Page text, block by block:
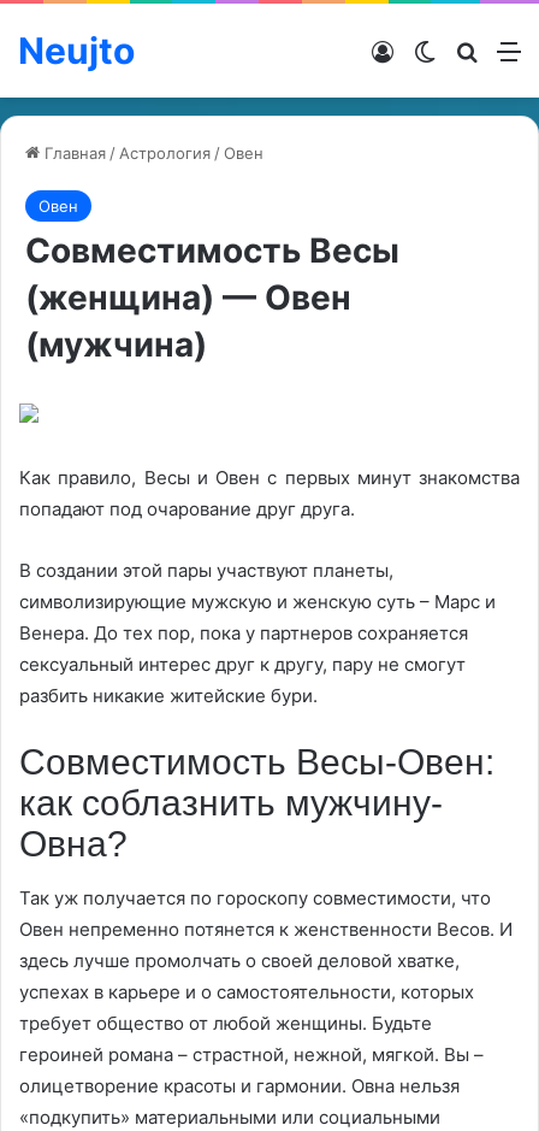
Neujto Switch skin
Войти
Главная / Астрология /Овен
Овен
Совместимость Весы
(женщина) — Овен
(мужчина)
Как правило, Весы и Овен с первых минут знакомства
попадают под очарование друг друга.
В создании этой пары участвуют планеты,
символизирующие мужскую и женскую суть – Марс и
Венера. До тех пор, пока у партнеров сохраняется
сексуальный интерес друг к другу, пару не смогут
разбить никакие житейские бури.
Совместимость Весы-Овен:
как соблазнить мужчину-
Овна?
Так уж получается по гороскопу совместимости, что
Овен непременно потянется к женственности Весов. И
здесь лучше промолчать о своей деловой хватке,
успехах в карьере и о самостоятельности, которых
требует общество от любой женщины. Будьте
героиней романа – страстной, нежной, мягкой. Вы –
олицетворение красоты и гармонии. Овна нельзя
«подкупить» материальными или социальными